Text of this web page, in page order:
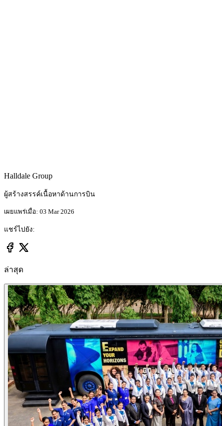
Halldale Group
ผู้สร้างสรรค์เนื้อหาด้านการบิน
เผยแพร่เมื่อ: 03 Mar 2026
แชร์ไปยัง:
ล่าสุด